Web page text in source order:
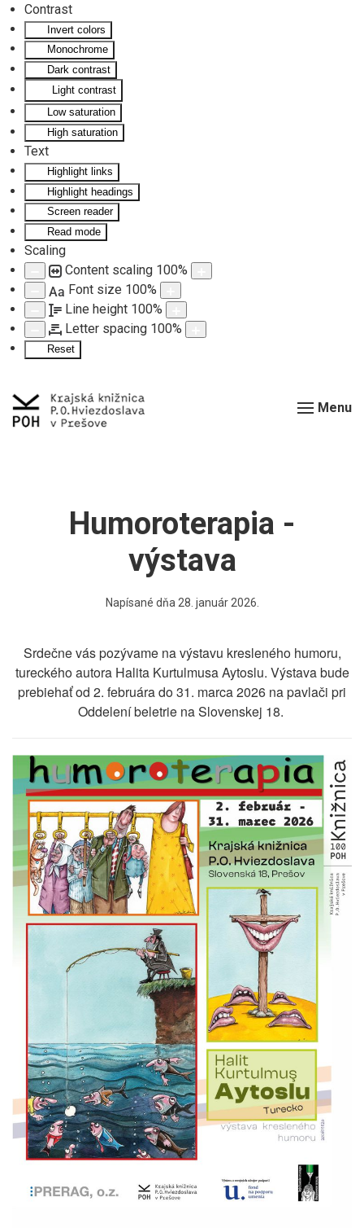
Contrast
Invert colors
Monochrome
Dark contrast
Light contrast
Low saturation
High saturation
Text
Highlight links
Highlight headings
Screen reader
Read mode
Scaling
Content scaling 100%
Aa Font size 100%
Line height 100%
Letter spacing 100%
Reset
Skip to main content
Menu
Humoroterapia -
výstava
Napísané dňa 28. január 2026
Srdečne vás pozývame na výstavu kresleného humoru,
tureckého autora Halita Kurtulmusa Aytoslu. Výstava bude
prebiehať od 2. februára do 31. marca 2026 na pavlači pri
Oddelení beletrie na Slovenskej 18.